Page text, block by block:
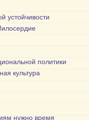
устойчивости
политики
культура
нужно время